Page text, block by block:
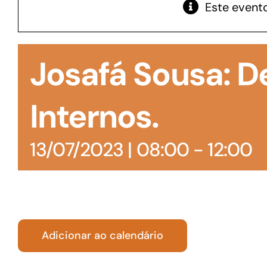
manutenção de estoques e despesas operacionais
Turismo
Este
Josafá Sousa:
Internos.
13/07/2023 | 08:00- 12:00
Adicionar ao calendário